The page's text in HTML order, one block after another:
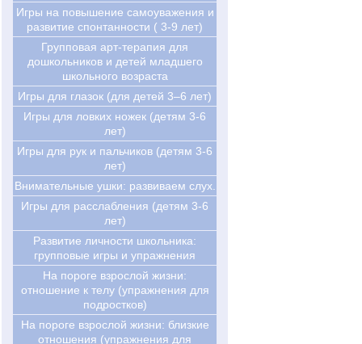
Игры на повышение самоуважения и
развитие спонтанности ( 3-9 лет)
Групповая арт-терапия для
дошкольников и детей младшего
школьного возраста
Игры для глазок (для детей 3–6 лет)
Игры для ловких ножек (детям 3-6
лет)
Игры для рук и пальчиков (детям 3-6
лет)
Внимательные ушки: развиваем слух.
Игры для расслабления (детям 3-6
лет)
Развитие личности школьника:
групповые игры и упражнения
На пороге взрослой жизни:
отношение к телу (упражнения для
подростков)
На пороге взрослой жизни: близкие
отношения (упражнения для